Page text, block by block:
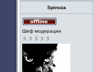
Spinoza
в
Шеф модерации